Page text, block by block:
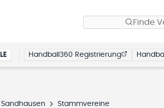
Finde
Handball360 Registrierung
Sandhausen Stammvereine